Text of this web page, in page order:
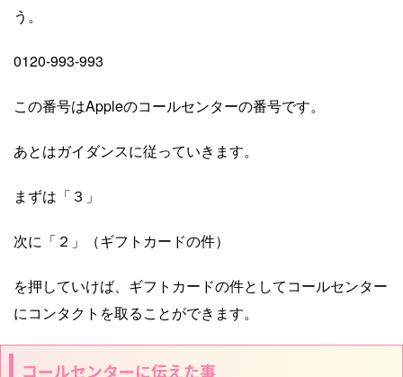
う。
0120-993-993
この番号はAppleのコールセンターの番号です。
あとはガイダンスに従っていきます。
まずは「３」
次に「２」（ギフトカードの件）
を押していけば、ギフトカードの件としてコールセンター
にコンタクトを取ることができます。
コールセンターに伝えた事